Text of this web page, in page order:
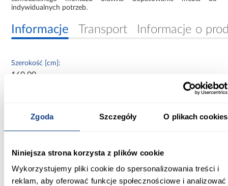
Zgoda Szczegóły O plikach cookies
Niniejsza strona korzysta z plików cookie
Wykorzystujemy pliki cookie do spersonalizowania treści i
reklam, aby oferować funkcje społecznościowe i analizować
indywidualnych potrzeb.
Informacje Transport Informacje o
Szerokość [cm]:
160.00
Wysokość [cm]:
biały/czarny